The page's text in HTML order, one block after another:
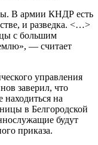
В армии КНДР есть
и разведка. <…>
с большим
— считает
управления
заверил, что
находиться на
в Белгородской
будут
приказа.